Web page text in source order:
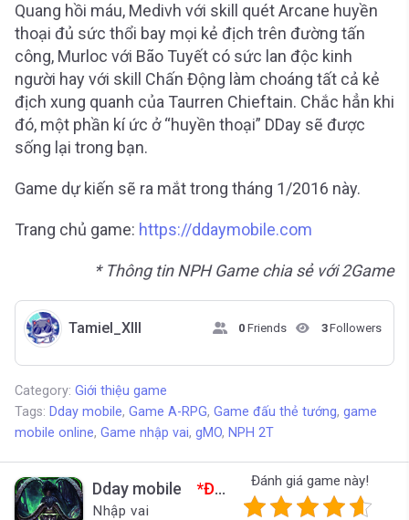
Quang hồi máu, Medivh với skill quét Arcane huyền
thoại đủ sức thổi bay mọi kẻ địch trên đường tấn
công, Murloc với Bão Tuyết có sức lan độc kinh
người hay với skill Chấn Động làm choáng tất cả kẻ
địch xung quanh của Taurren Chieftain. Chắc hẳn khi
đó, một phần kí ức ở “huyền thoại” DDay sẽ được
sống lại trong bạn.
Game dự kiến sẽ ra mắt trong tháng 1/2016 này.
Trang chủ game: https://ddaymobile.com
* Thông tin NPH Game chia sẻ với 2Game
Tamiel_XIII 0 Friends 3Followers
Category: Giới thiệu game
Tags: Dday mobile, Game A-RPG, Game đấu thẻ tướng, game
mobile online, Game nhập vai, gMO, NPH 2T
Dday mobile *Đã đóng cửa*
Nhập vai
Đánh giá game này!